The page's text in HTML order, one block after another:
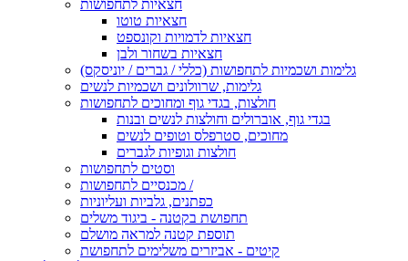
חצאיות לתחפושות
חצאיות טוטו
חצאיות לדמויות וקונספט
חצאיות בשחור ולבן
גלימות ושכמיות לתחפושות (כללי / גברים / יוניסקס)
גלימות, שרוולונים ושכמיות לנשים
חולצות, בגדי גוף ומחוכים לתחפושות
בגדי גוף, אוברולים וחולצות לנשים ובנות
מחוכים, סטרפלס וטופים לנשים
חולצות וגופיות לגברים
וסטים לתחפושות
מכנסיים לתחפושות /
כפתנים, גלביות ועליוניות
תחפושת בקטנה - ביגוד משלים
תוספת קטנה למראה מושלם
קיטים - אביזרים משלימים לתחפושת